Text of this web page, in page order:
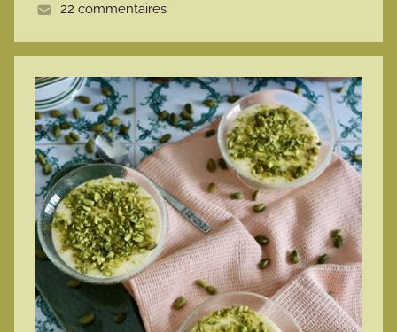
e
22 commentaires